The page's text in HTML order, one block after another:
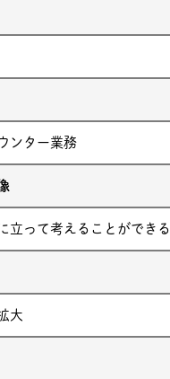
ンター業務
立って考えることができ
大